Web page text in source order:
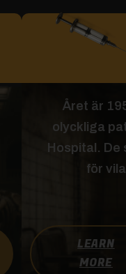
Året är
olyckliga
Hospital.
för
LEARN
MORE